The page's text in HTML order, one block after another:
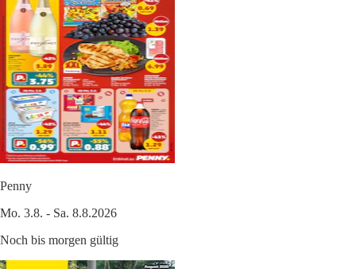
Penny
Mo. 3.8. - Sa. 8.8.2026
Noch bis morgen gültig